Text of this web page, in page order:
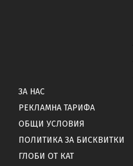
ЗА НАС
РЕКЛАМНА ТАРИФА
ОБЩИ УСЛОВИЯ
ПОЛИТИКА ЗА БИСКВИТКИ
ГЛОБИ ОТ КАТ